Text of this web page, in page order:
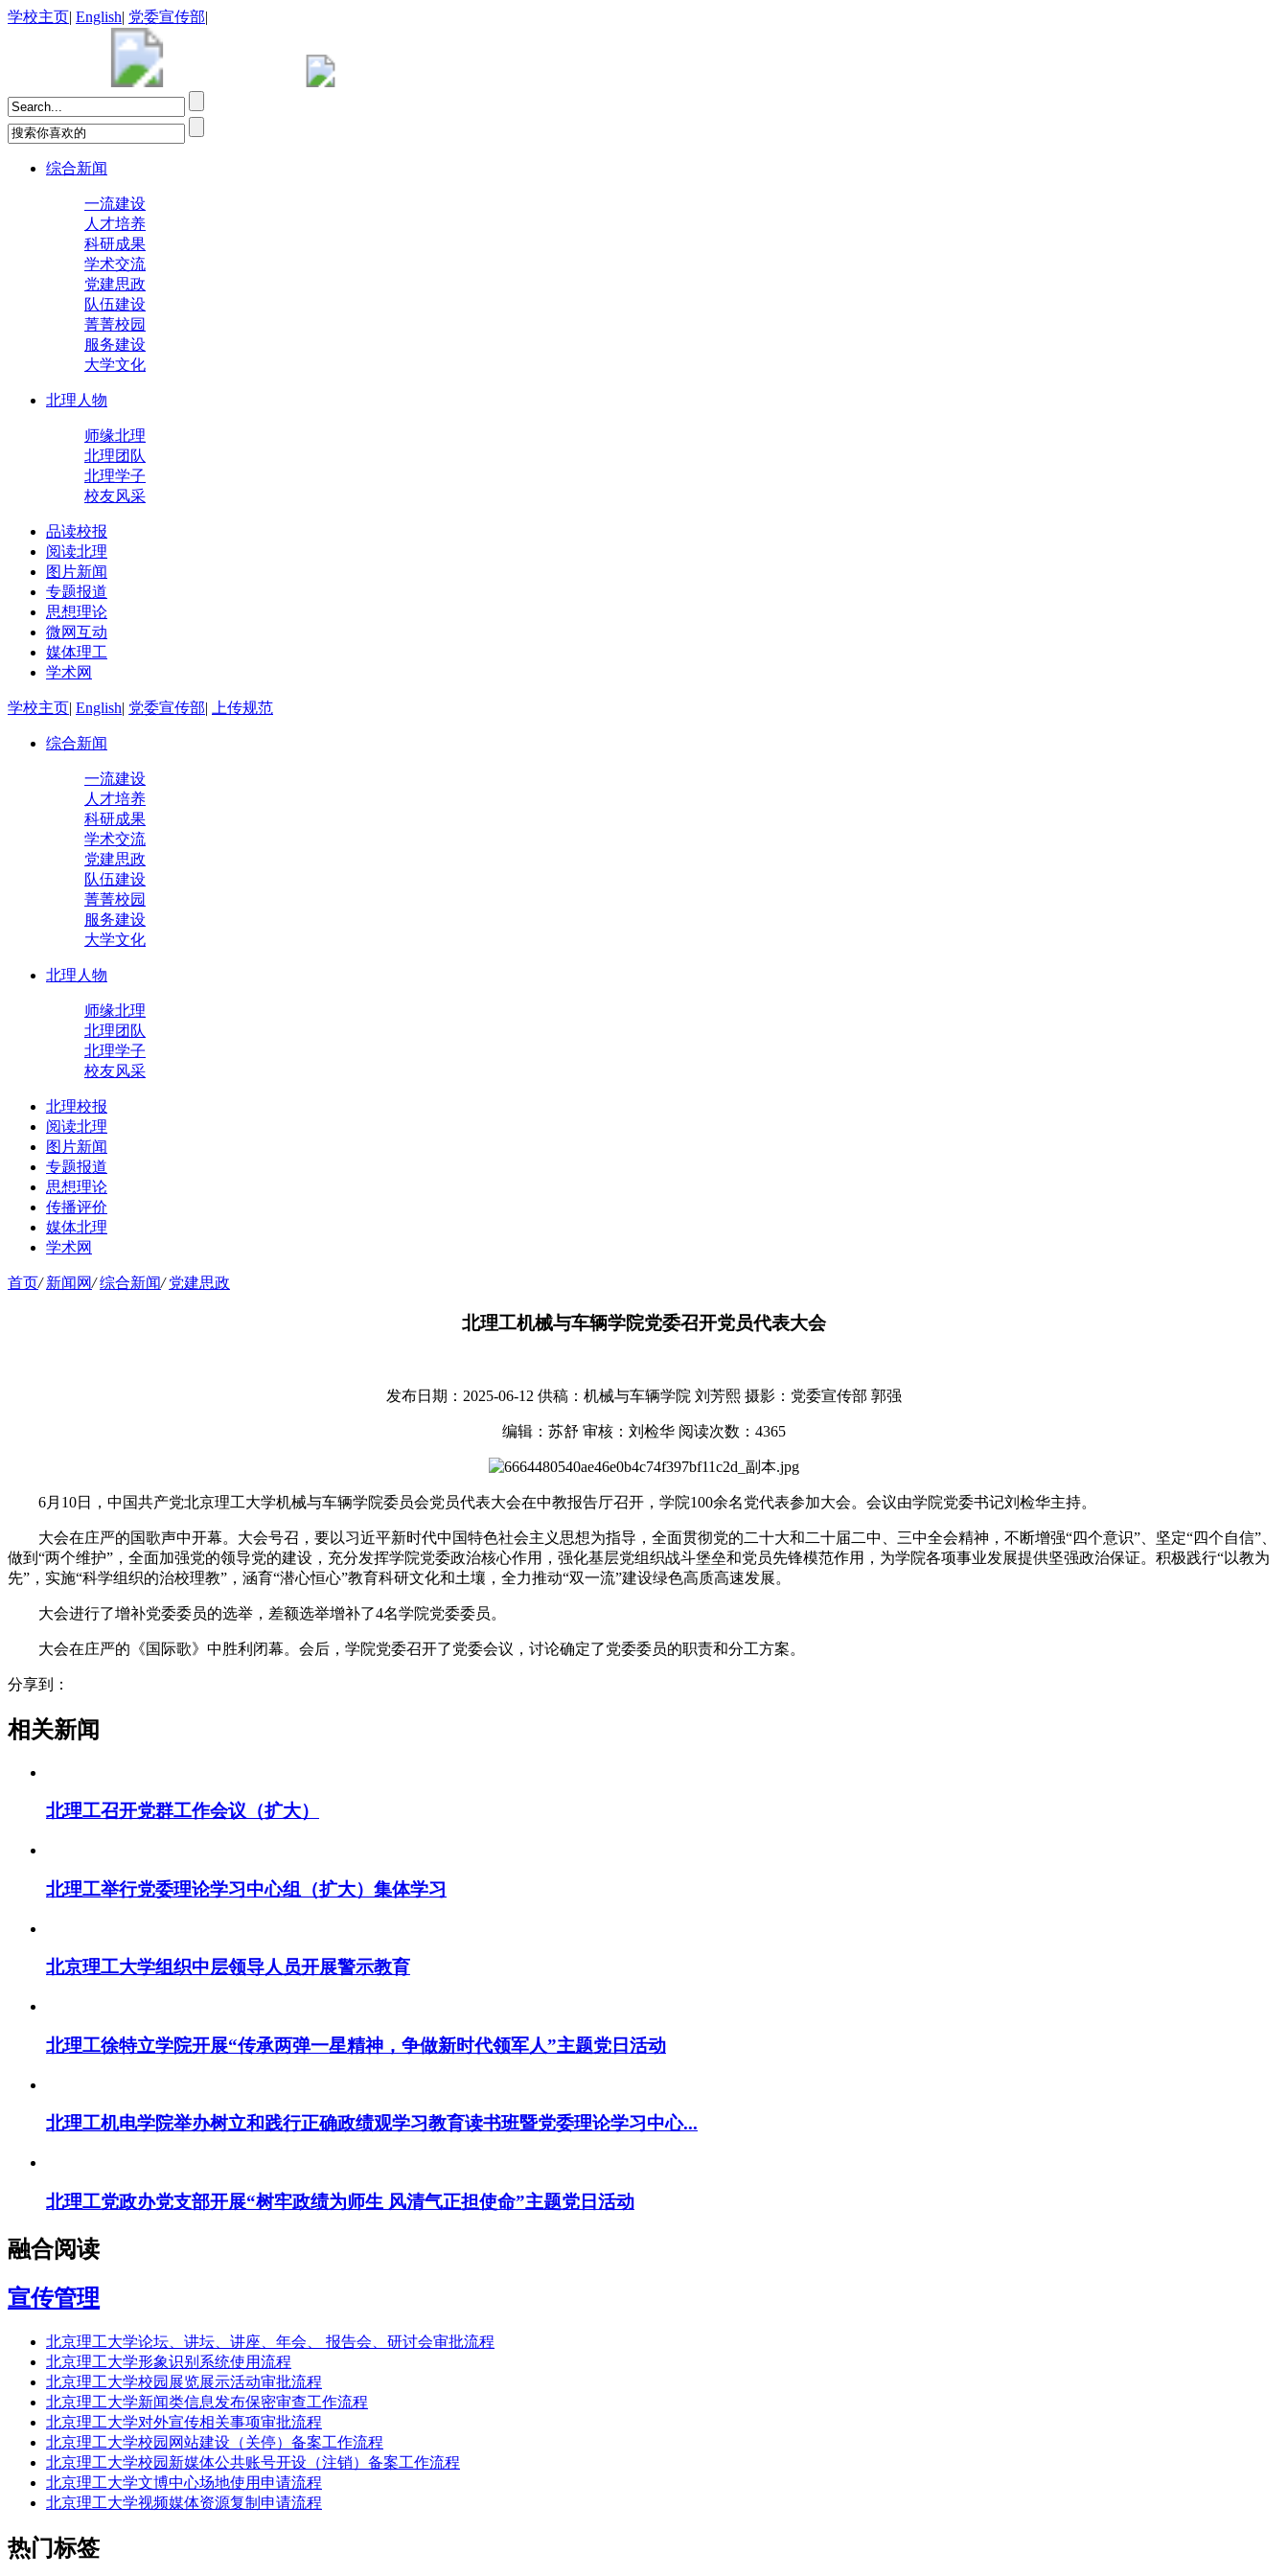
学校主页| English| 党委宣传部|
综合新闻
一流建设
人才培养
科研成果
学术交流
党建思政
队伍建设
菁菁校园
服务建设
大学文化
北理人物
师缘北理
北理团队
北理学子
校友风采
品读校报
阅读北理
图片新闻
专题报道
思想理论
微网互动
媒体理工
学术网
学校主页| English| 党委宣传部| 上传规范
综合新闻
一流建设
人才培养
科研成果
学术交流
党建思政
队伍建设
菁菁校园
服务建设
大学文化
北理人物
师缘北理
北理团队
北理学子
校友风采
北理校报
阅读北理
图片新闻
专题报道
思想理论
传播评价
媒体北理
学术网
首页/ 新闻网/ 综合新闻/ 党建思政
北理工机械与车辆学院党委召开党员代表大会
发布日期：2025-06-12 供稿：机械与车辆学院 刘芳熙 摄影：党委宣传部 郭强
编辑：苏舒 审核：刘检华 阅读次数： 4365
6月10日，中国共产党北京理工大学机械与车辆学院委员会党员代表大会在中教报告厅召开，学院100余名党代表参加大会。会议由学院党委书记刘检华主持。
大会在庄严的国歌声中开幕。大会号召，要以习近平新时代中国特色社会主义思想为指导，全面贯彻党的二十大和二十届二中、三中全会精神，不断增强“四个意识”、坚定“四个自信”、
做到“两个维护”，全面加强党的领导党的建设，充分发挥学院党委政治核心作用，强化基层党组织战斗堡垒和党员先锋模范作用，为学院各项事业发展提供坚强政治保证。积极践行“以教为
先”，实施“科学组织的治校理教”，涵育“潜心恒心”教育科研文化和土壤，全力推动“双一流”建设绿色高质高速发展。
大会进行了增补党委委员的选举，差额选举增补了4名学院党委委员。
大会在庄严的《国际歌》中胜利闭幕。会后，学院党委召开了党委会议，讨论确定了党委委员的职责和分工方案。
分享到：
相关新闻
北理工召开党群工作会议（扩大）
北理工举行党委理论学习中心组（扩大）集体学习
北京理工大学组织中层领导人员开展警示教育
北理工徐特立学院开展“传承两弹一星精神，争做新时代领军人”主题党日活动
北理工机电学院举办树立和践行正确政绩观学习教育读书班暨党委理论学习中心...
北理工党政办党支部开展“树牢政绩为师生 风清气正担使命”主题党日活动
融合阅读
宣传管理
北京理工大学论坛、讲坛、讲座、年会、 报告会、研讨会审批流程
北京理工大学形象识别系统使用流程
北京理工大学校园展览展示活动审批流程
北京理工大学新闻类信息发布保密审查工作流程
北京理工大学对外宣传相关事项审批流程
北京理工大学校园网站建设（关停）备案工作流程
北京理工大学校园新媒体公共账号开设（注销）备案工作流程
北京理工大学文博中心场地使用申请流程
北京理工大学视频媒体资源复制申请流程
热门标签